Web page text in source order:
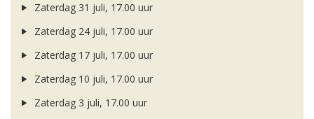
Zaterdag 31 juli, 17.00 uur
Zaterdag 24 juli, 17.00 uur
Zaterdag 17 juli, 17.00 uur
Zaterdag 10 juli, 17.00 uur
Zaterdag 3 juli, 17.00 uur